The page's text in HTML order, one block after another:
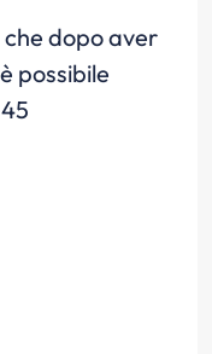
dopo aver
possibile